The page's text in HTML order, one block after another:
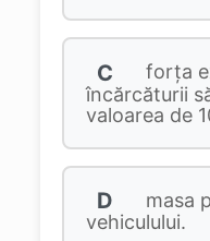
C
forţa
încărcăturii
valoarea de
D
masa
vehiculului.